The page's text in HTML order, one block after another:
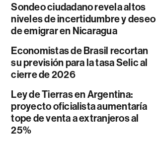
Sondeo ciudadano revela altos
niveles de incertidumbre y deseo
de emigrar en Nicaragua
Economistas de Brasil recortan
su previsión para la tasa Selic al
cierre de 2026
Ley de Tierras en Argentina:
proyecto oficialista aumentaría
tope de venta a extranjeros al
25%